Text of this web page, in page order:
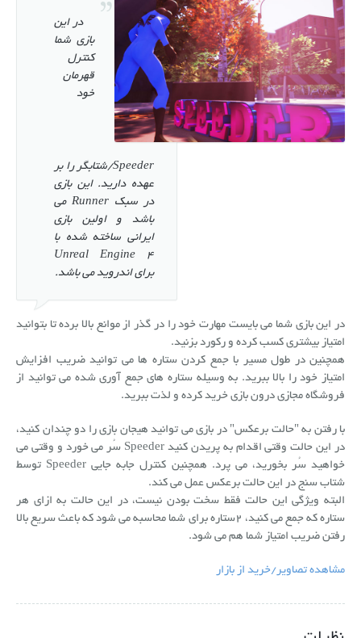
ضبط سه بعدی حرکات بدون مارکر
موشن کپچر نوری ( با دوربین و مارکر )
پروژه های ملی
جزئیات پروژه ها و محصولات
آخرین پروژه ها و محصولات
درباره حسان
در این
بازی شما
کنترل
قهرمان
خود
Speeder/شتابگر را بر
عهده دارید. این بازی
در سبک Runner می
باشد و اولین بازی
ایرانی ساخته شده با
Unreal Engine 4
برای اندروید می باشد.
در این بازی شما می بایست مهارت خود را در گذر از موانع بالا برده تا بتوانید
امتیاز بیشتری کسب کرده و رکورد بزنید.
همچنین در طول مسیر با جمع کردن ستاره ها می توانید ضریب افزایش
امتیاز خود را بالا ببرید. به وسیله ستاره های جمع آوری شده می توانید از
فروشگاه مجازی درون بازی خرید کرده و لذت ببرید.
با رفتن به "حالت برعکس" در بازی می توانید هیجان بازی را دو چندان کنید،
در این حالت وقتی اقدام به پریدن کنید Speeder سُر می خورد و وقتی می
خواهید سُر بخورید، می پرد. همچنین کنترل جابه‏‏ جایی Speeder توسط
شتاب سنج در این حالت برعکس عمل می کند.
البته ویژگی این حالت فقط سخت بودن نیست، در این حالت به ازای هر
ستاره که جمع می کنید، 2ستاره برای شما محاسبه می شود که باعث سریع بالا
رفتن ضریب امتیاز شما هم می شود.
مشاهده تصاویر/خرید از بازار